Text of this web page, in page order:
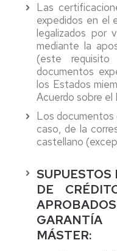
Las
expedidos en el
legalizados por
mediante la
(este
documentos
los Estados
Acuerdo sobre
Los documentos
caso, de la
castellano
SUPUESTOS
DE
MÁSTER: